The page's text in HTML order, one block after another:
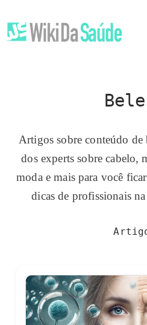
Artigos sobre conteúdo de
dos experts sobre cabelo,
moda e mais para você
dicas de profissionais